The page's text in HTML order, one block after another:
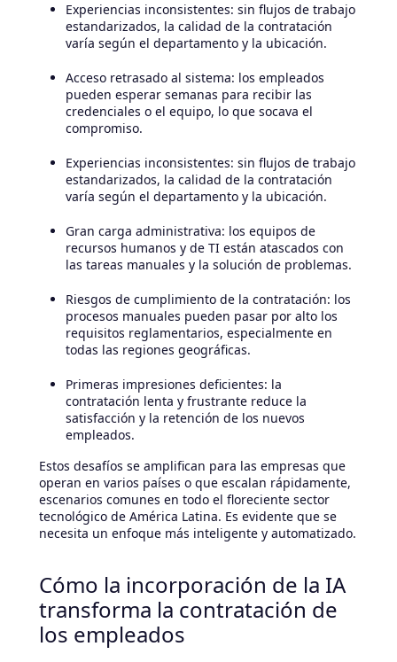
Experiencias inconsistentes: sin flujos de trabajo
estandarizados, la calidad de la contratación
varía según el departamento y la ubicación.
Acceso retrasado al sistema: los empleados
pueden esperar semanas para recibir las
credenciales o el equipo, lo que socava el
compromiso.
Experiencias inconsistentes: sin flujos de trabajo
estandarizados, la calidad de la contratación
varía según el departamento y la ubicación.
Gran carga administrativa: los equipos de
recursos humanos y de TI están atascados con
las tareas manuales y la solución de problemas.
Riesgos de cumplimiento de la contratación: los
procesos manuales pueden pasar por alto los
requisitos reglamentarios, especialmente en
todas las regiones geográficas.
Primeras impresiones deficientes: la
contratación lenta y frustrante reduce la
satisfacción y la retención de los nuevos
empleados.
Estos desafíos se amplifican para las empresas que
operan en varios países o que escalan rápidamente,
escenarios comunes en todo el floreciente sector
tecnológico de América Latina. Es evidente que se
necesita un enfoque más inteligente y automatizado.
Cómo la incorporación de la IA
transforma la contratación de
los empleados